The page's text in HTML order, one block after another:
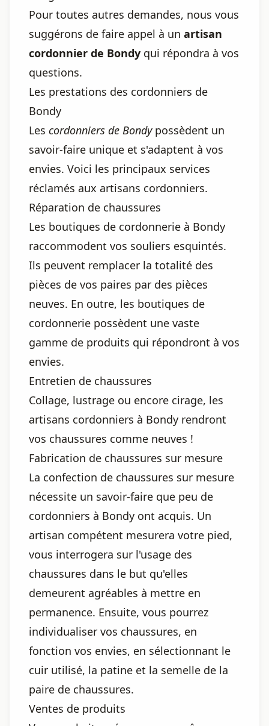
Pour toutes autres demandes, nous vous
suggérons de faire appel à un artisan
cordonnier de Bondy qui répondra à vos
questions.
Les prestations des cordonniers de
Bondy
Les cordonniers de Bondypossèdent un
savoir-faire unique et s'adaptent à vos
envies. Voici les principaux services
réclamés aux artisans cordonniers.
Réparation de chaussures
Les boutiques de cordonnerie à Bondy
raccommodent vos souliers esquintés.
Ils peuvent remplacer la totalité des
pièces de vos paires par des pièces
neuves. En outre, les boutiques de
cordonnerie possèdent une vaste
gamme de produits qui répondront à vos
envies.
Entretien de chaussures
Collage, lustrage ou encore cirage, les
artisans cordonniers à Bondy rendront
vos chaussures comme neuves !
Fabrication de chaussures sur mesure
La confection de chaussures sur mesure
nécessite un savoir-faire que peu de
cordonniers à Bondy ont acquis. Un
artisan compétent mesurera votre pied,
vous interrogera sur l'usage des
chaussures dans le but qu'elles
demeurent agréables à mettre en
permanence. Ensuite, vous pourrez
individualiser vos chaussures, en
fonction vos envies, en sélectionnant le
cuir utilisé, la patine et la semelle de la
paire de chaussures.
Ventes de produits